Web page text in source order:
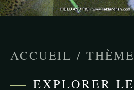
ACCUEIL / THÈME
EXPLORER LE